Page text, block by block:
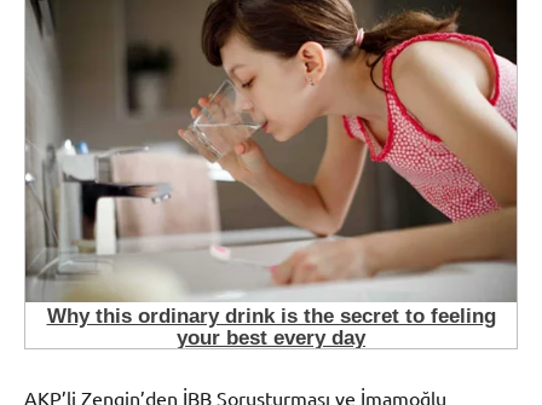
AKP’li Zengin’den İBB Soruşturması ve İmamoğlu